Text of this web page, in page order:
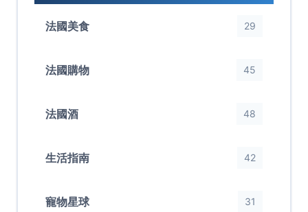
法國美食 29
法國購物 45
法國酒 48
生活指南 42
寵物星球 31